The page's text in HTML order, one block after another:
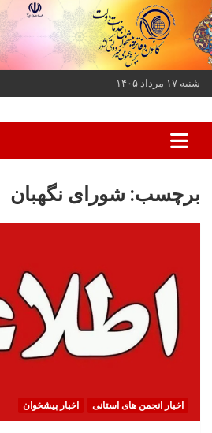
به
محتوا
بروید
شنبه ۱۷ مرداد ۱۴۰۵
کانون دفاتر پیشخوان
برچسب: شورای نگهبان
اخبار انجمن های استانی اخبار پیشخوان